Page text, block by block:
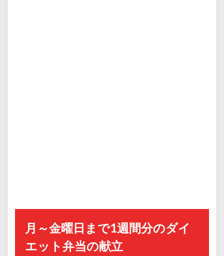
月～金曜日まで1週間分のダイ
エット弁当の献立